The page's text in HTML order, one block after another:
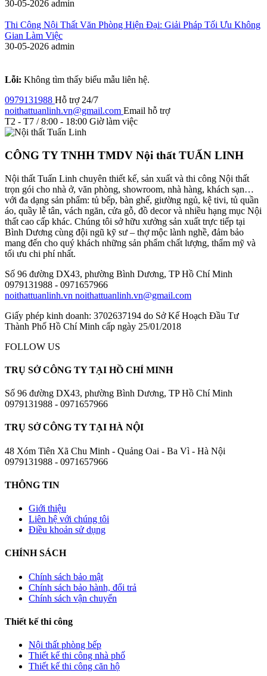
30-05-2026 admin
Thi Công Nội Thất Văn Phòng Hiện Đại: Giải Pháp Tối Ưu Không
Gian Làm Việc
30-05-2026 admin
Lỗi: Không tìm thấy biểu mẫu liên hệ.
0979131988 Hỗ trợ 24/7
noithattuanlinh.vn@gmail.com Email hỗ trợ
T2 - T7 / 8:00 - 18:00 Giờ làm việc
CÔNG TY TNHH TMDV Nội thất TUẤN LINH
Nội thất Tuấn Linh chuyên thiết kế, sản xuất và thi công Nội thất
trọn gói cho nhà ở, văn phòng, showroom, nhà hàng, khách sạn…
với đa dạng sản phẩm: tủ bếp, bàn ghế, giường ngủ, kệ tivi, tủ quần
áo, quầy lễ tân, vách ngăn, cửa gỗ, đồ decor và nhiều hạng mục Nội
thất cao cấp khác. Chúng tôi sở hữu xưởng sản xuất trực tiếp tại
Bình Dương cùng đội ngũ kỹ sư – thợ mộc lành nghề, đảm bảo
mang đến cho quý khách những sản phẩm chất lượng, thẩm mỹ và
tối ưu chi phí nhất.
Số 96 đường DX43, phường Bình Dương, TP Hồ Chí Minh
0979131988 - 0971657966
noithattuanlinh.vn noithattuanlinh.vn@gmail.com
Giấy phép kinh doanh: 3702637194 do Sở Kế Hoạch Đầu Tư
Thành Phố Hồ Chí Minh cấp ngày 25/01/2018
FOLLOW US
TRỤ SỞ CÔNG TY TẠI HỒ CHÍ MINH
Số 96 đường DX43, phường Bình Dương, TP Hồ Chí Minh
0979131988 - 0971657966
TRỤ SỞ CÔNG TY TẠI HÀ NỘI
48 Xóm Tiên Xã Chu Minh - Quảng Oai - Ba Vì - Hà Nội
0979131988 - 0971657966
THÔNG TIN
Giới thiệu
Liên hệ với chúng tôi
Điều khoản sử dụng
CHÍNH SÁCH
Chính sách bảo mật
Chính sách bảo hành, đổi trả
Chính sách vận chuyển
Thiết kế thi công
Nội thất phòng bếp
Thiết kế thi công nhà phố
Thiết kế thi công căn hộ